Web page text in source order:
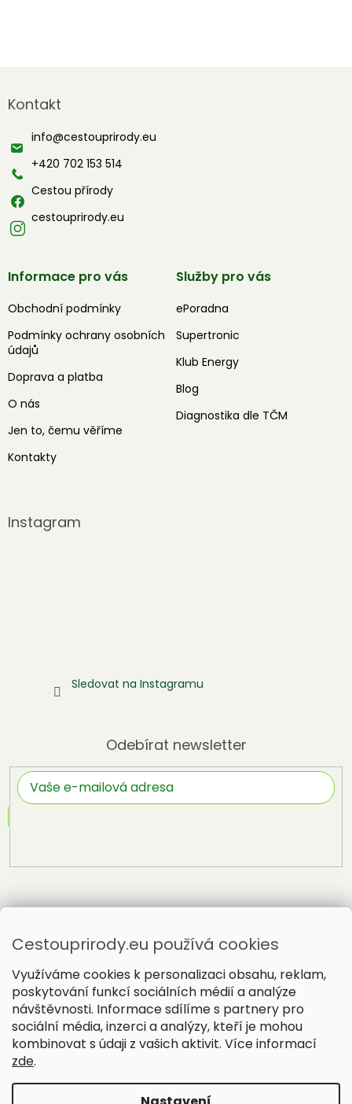
Cestouprirody.eu používá cookies
Využíváme cookies k personalizaci obsahu, reklam,
poskytování funkcí sociálních médií a analýze
návštěvnosti. Informace sdílíme s partnery pro
sociální média, inzerci a analýzy, kteří je mohou
kombinovat s údaji z vašich aktivit. Více informací
zde.
p
t
Kontakt
info@cestouprirody.eu
+420 702 153 514
Cestou přírody
cestouprirody.eu
Informace pro vás
Obchodní podmínky
Podmínky ochrany osobních
údajů
Doprava a platba
O nás
Jen to, čemu věříme
Kontakty
Služby pro vás
ePoradna
Supertronic
Klub Energy
Blog
Diagnostika dle TČM
Instagram
Sledovat na Instagramu
Odebírat newsletter
Vytvořil Shoptet
Copyright 2026